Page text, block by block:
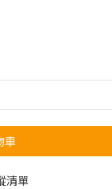
車
清單